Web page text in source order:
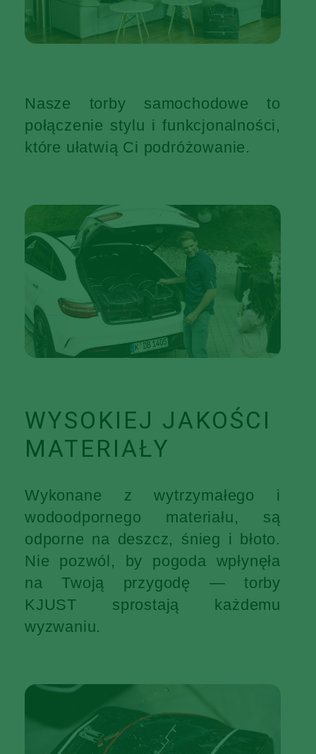
Nasze torby samochodowe to
połączenie stylu i funkcjonalności,
które ułatwią Ci podróżowanie.
WYSOKIEJ JAKOŚCI
MATERIAŁY
Wykonane z wytrzymałego i
wodoodpornego materiału, są
odporne na deszcz, śnieg i błoto.
Nie pozwól, by pogoda wpłynęła
na Twoją przygodę — torby
KJUST sprostają każdemu
wyzwaniu.